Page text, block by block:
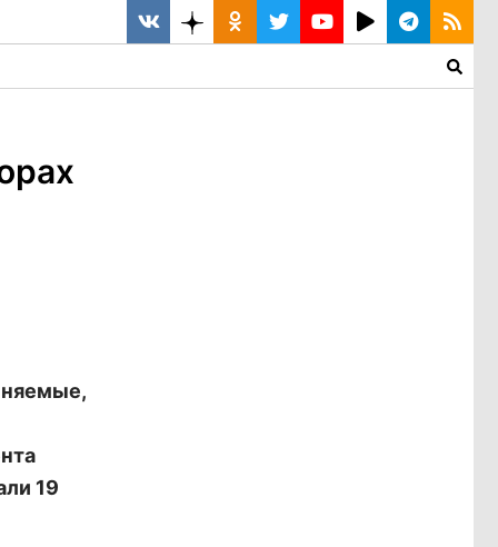
19